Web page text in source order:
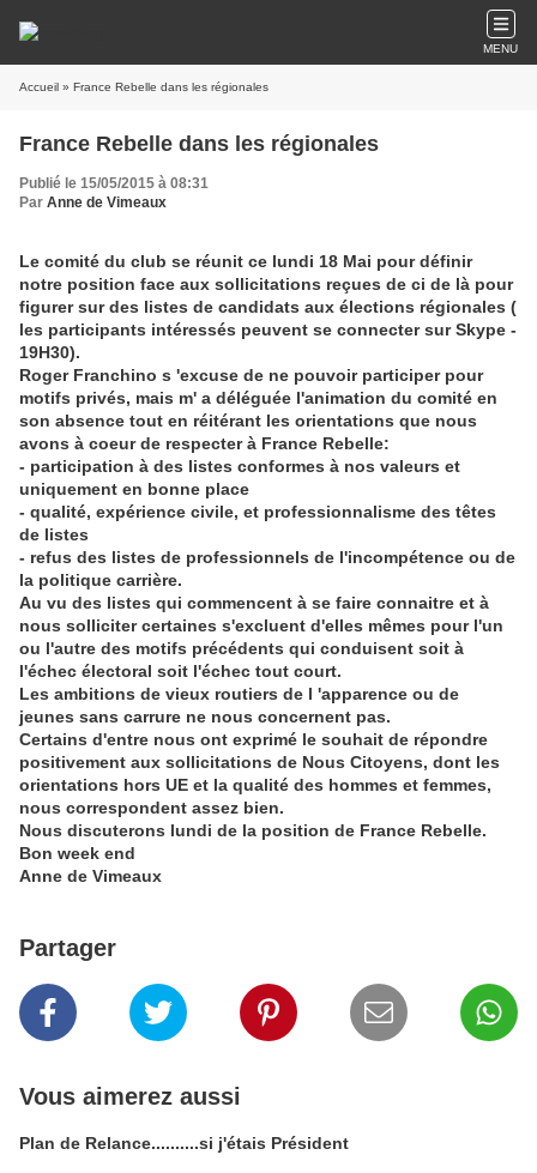
MENU
Accueil » France Rebelle dans les régionales
France Rebelle dans les régionales
Publié le 15/05/2015 à 08:31
Par Anne de Vimeaux
Le comité du club se réunit ce lundi 18 Mai pour définir
notre position face aux sollicitations reçues de ci de là pour
figurer sur des listes de candidats aux élections régionales (
les participants intéressés peuvent se connecter sur Skype -
19H30).
Roger Franchino s 'excuse de ne pouvoir participer pour
motifs privés, mais m' a déléguée l'animation du comité en
son absence tout en réitérant les orientations que nous
avons à coeur de respecter à France Rebelle:
- participation à des listes conformes à nos valeurs et
uniquement en bonne place
- qualité, expérience civile, et professionnalisme des têtes
de listes
- refus des listes de professionnels de l'incompétence ou de
la politique carrière.
Au vu des listes qui commencent à se faire connaitre et à
nous solliciter certaines s'excluent d'elles mêmes pour l'un
ou l'autre des motifs précédents qui conduisent soit à
l'échec électoral soit l'échec tout court.
Les ambitions de vieux routiers de l 'apparence ou de
jeunes sans carrure ne nous concernent pas.
Certains d'entre nous ont exprimé le souhait de répondre
positivement aux sollicitations de Nous Citoyens, dont les
orientations hors UE et la qualité des hommes et femmes,
nous correspondent assez bien.
Nous discuterons lundi de la position de France Rebelle.
Bon week end
Anne de Vimeaux
Partager
Vous aimerez aussi
Plan de Relance..........si j'étais Président